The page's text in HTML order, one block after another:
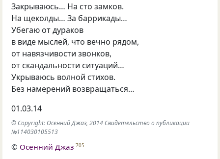
Закрываюсь… На сто замков.
На щеколды… За баррикады…
Убегаю от дураков
в виде мыслей, что вечно рядом,
от навязчивости звонков,
от скандальности ситуаций…
Укрываюсь волной стихов.
Без намерений возвращаться…
01.03.14
© Copyright: Осенний Джаз, 2014 Свидетельство о публикации
№114030105513
© Осенний Джаз 705